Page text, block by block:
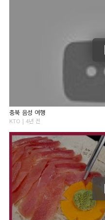
충북 음성 여행
KTO | 4년 전